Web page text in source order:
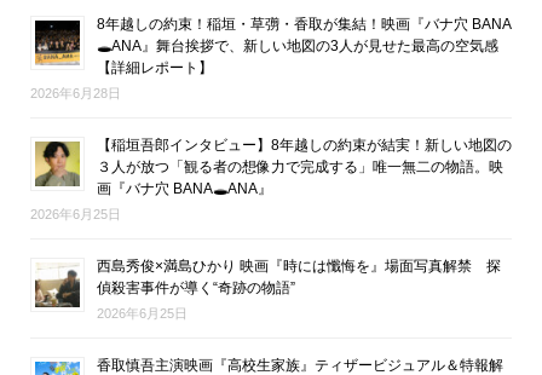
8年越しの約束！稲垣・草彅・香取が集結！映画『バナ穴 BANA
🕳ANA』舞台挨拶で、新しい地図の3人が見せた最高の空気感
【詳細レポート】
2026年6月28日
【稲垣吾郎インタビュー】8年越しの約束が結実！新しい地図の
３人が放つ「観る者の想像力で完成する」唯一無二の物語。映
画『バナ穴 BANA🕳ANA』
2026年6月25日
西島秀俊×満島ひかり 映画『時には懺悔を』場面写真解禁 探
偵殺害事件が導く“奇跡の物語”
2026年6月25日
香取慎吾主演映画『高校生家族』ティザービジュアル＆特報解